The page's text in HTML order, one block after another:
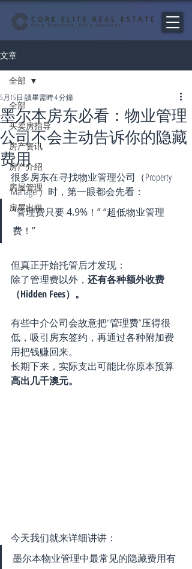
文章
全部
买卖房指导
房产资讯
房产介绍
房屋管理
房屋出租
全部
墨尔本房东必看：物业管理
公司不会主动告诉你的隐藏
费用
5月15日 讀畢需時 4 分鐘
很多房东在寻找物业管理公司（Property
Manager）时，第一眼都会先看：
“管理费只要 4.9%！” “超低物业管理
费！”
但真正开始托管后才发现：
除了管理费以外， 还有各种额外收费
（Hidden Fees）。
有些中介公司会故意把“管理费”压得很
低，吸引房东签约，再通过各种附加费
用把钱赚回来。
长期下来，实际支出可能比你原本预算
高出几千澳元。
今天我们就来详细讲讲：
墨尔本物业管理中最常见的隐藏费用有